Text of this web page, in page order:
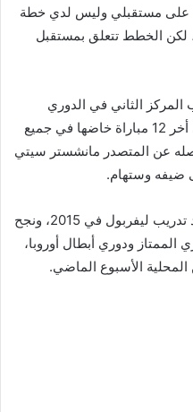
على مستقبلي وليس لدي خطة
لكن الخطط تتعلق بمستقبل
الثاني في الدوري
الإنجليزي الممتاز استطاع الفوز في أخر 12 مباراة خاضها في جميع
عن المتصدر مانشستر سيتي
وكان كلوب صاحب الـ54 عام قد قاد تدريب ليفربول في 2015، ونجح
الممتاز ودوري أبطال أوروبا،
الأسبوع الماضي.